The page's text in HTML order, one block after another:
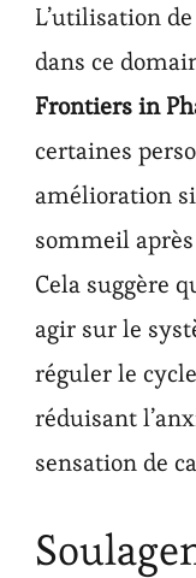
L’utilisation
dans ce
Frontiers in
certaines
amélioration
sommeil
Cela suggère
agir sur le
réguler le
réduisant
sensation de